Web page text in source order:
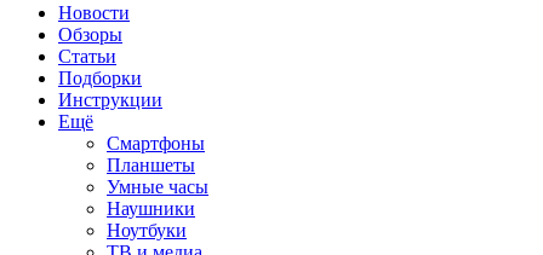
Новости
Обзоры
Статьи
Подборки
Инструкции
Ещё
Смартфоны
Планшеты
Умные часы
Наушники
Ноутбуки